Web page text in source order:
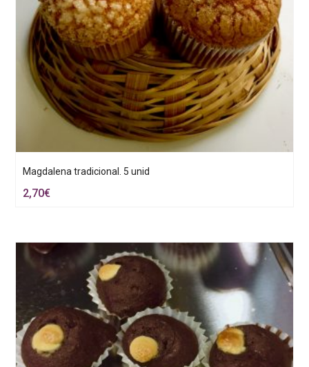
Magdalena tradicional. 5 unid
2,70€